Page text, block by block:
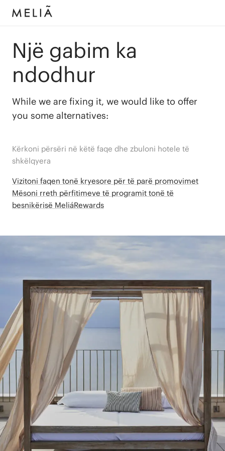
Një gabim ka
ndodhur
While we are fixing it, we would like to offer
you some alternatives:
Kërkoni përsëri në këtë faqe dhe zbuloni hotele të
shkëlqyera
Vizitoni faqen tonë kryesore për të parë promovimet
Mësoni rreth përfitimeve të programit tonë të
besnikërisë MeliáRewards